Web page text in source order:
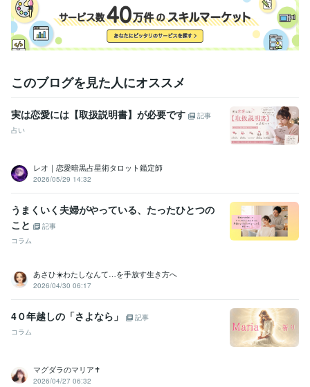
このブログを見た人にオススメ
実は恋愛には【取扱説明書】が必要です
記事
占い
レオ｜恋愛暗黒占星術タロット鑑定師
2026/05/29 14:32
うまくいく夫婦がやっている、たったひとつの
こと
記事
コラム
あさひ☀️わたしなんて…を手放す生き方へ
2026/04/30 06:17
4０年越しの「さよなら」
記事
コラム
マグダラのマリア✝️
2026/04/27 06:32